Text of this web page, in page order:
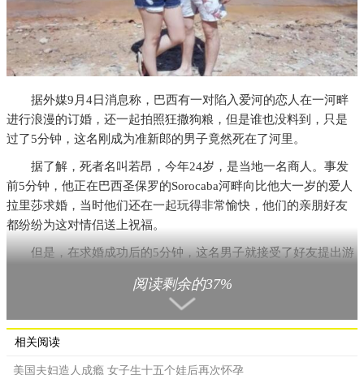
据外媒9月4日消息称，巴西有一对陷入爱河的恋人在一河畔
进行浪漫的订婚，还一起拍照狂撒狗粮，但是谁也没料到，只是
过了5分钟，这名刚成为准新郎的男子竟然死在了河里。
据了解，死者名叫若昂，今年24岁，是当地一名商人。事发
前5分钟，他正在巴西圣保罗的Sorocaba河畔向比他大一岁的爱人
拉里莎求婚，当时他们还在一起玩得非常愉快，他们的亲朋好友
都纷纷为这对情侣送上祝福。
但是，在求婚成功后的5分钟，这名男子就接受了好友提出游
阅读剩余的37%
相关阅读
美国夫妇造人成瘾 女子生十五个娃后再次怀孕